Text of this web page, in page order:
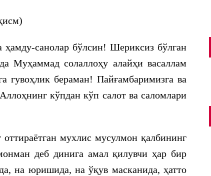
ҳамду-санолар бўлсин! Шериксиз бўлган
Муҳаммад солаллоҳу алайҳи васаллам
гувоҳлик бераман! Пайғамбаримизга ва
кўпдан кўп салот ва саломлари
мухлис мусулмон қалбининг
деб динига амал қилувчи ҳар бир
на юришида, на ўқув масканида, ҳатто